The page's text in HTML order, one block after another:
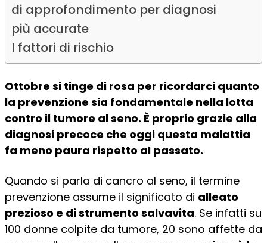
di approfondimento per diagnosi
più accurate
I fattori di rischio
Ottobre si tinge di rosa per ricordarci quanto
la prevenzione sia fondamentale nella lotta
contro il tumore al seno. È proprio grazie alla
diagnosi precoce che oggi questa malattia
fa meno paura rispetto al passato.
Quando si parla di cancro al seno, il termine
prevenzione assume il significato di alleato
prezioso e di strumento salvavita. Se infatti su
100 donne colpite da tumore, 20 sono affette da